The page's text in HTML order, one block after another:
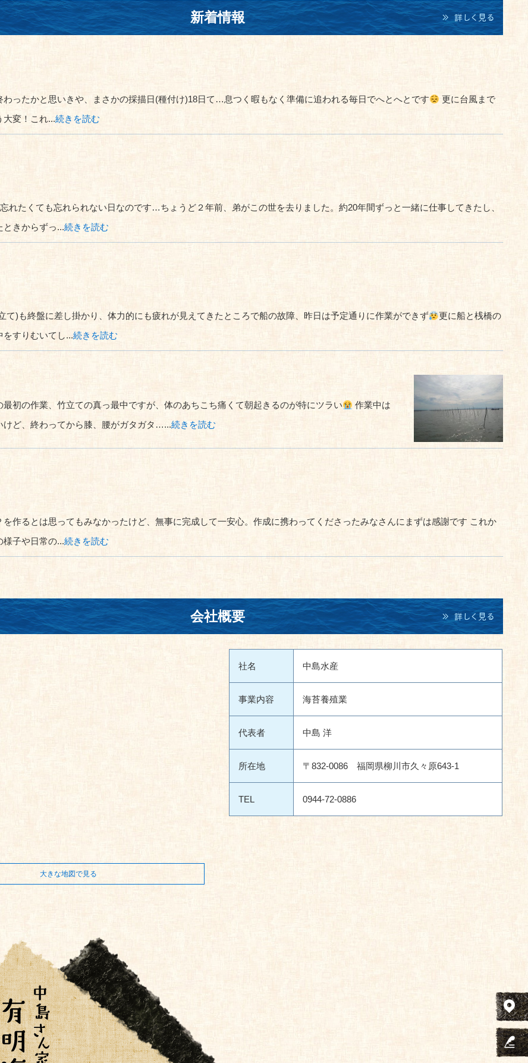
新着情報
わったかと思いきや、まさかの採描日(種付け)18日て…息つく暇もなく準備に追われる毎日でへとへとです
更に台風まで
大変！これ...続きを読む
れたくても忘れられない日なのです…ちょうど２年前、弟がこの世を去りました。約20年間ずっと一緒に仕事してきたし、
ときからずっ...続きを読む
て)も終盤に差し掛かり、体力的にも疲れが見えてきたところで船の故障、昨日は予定通りに作業ができず
更に船と桟橋の
をすりむいてし...続きを読む
最初の作業、竹立ての真っ最中ですが、体のあちこち痛くて朝起きるのが特にツラい
作業中は
けど、終わってから膝、腰がガタガタ…...続きを読む
を作るとは思ってもみなかったけど、無事に完成して一安心。作成に携わってくださったみなさんにまずは感謝です これか
様子や日常の...続きを読む
会社概要
社名 中島水産
事業内容 海苔養殖業
代表者 中島 洋
所在地 〒832-0086 福岡県柳川市久々原643-1
TEL 0944-72-0886
大きな地図で見る